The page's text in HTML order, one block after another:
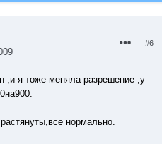
#6
,и я тоже меняла разрешение ,у
нормально.